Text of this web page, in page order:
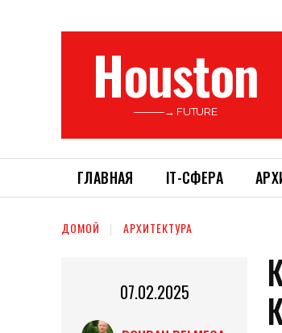
Houston
———→ FUTURE
ГЛАВНАЯ ІТ-СФЕРА
ДОМОЙ АРХИТЕКТУРА
07.02.2025